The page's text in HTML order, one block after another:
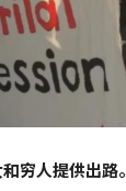
穷人提供出路。